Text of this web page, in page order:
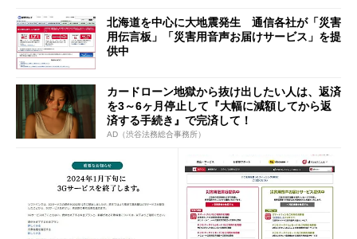
北海道を中心に大地震発生 通信各社が「災害
用伝言板」「災害用音声お届けサービス」を提
供中
カードローン地獄から抜け出したい人は、返済
を3～6ヶ月停止して『大幅に減額してから返
済する手続き』で完済して！
AD（渋谷法務総合事務所）